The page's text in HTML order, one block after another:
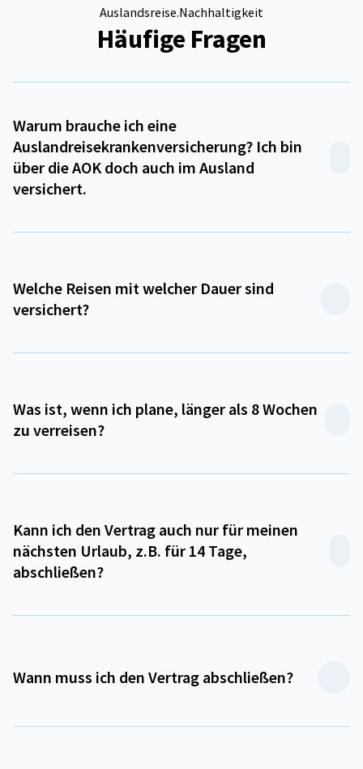
Auslandsreise.Nachhaltigkeit
Häufige Fragen
Warum brauche ich eine
Auslandreisekrankenversicherung? Ich bin
über die AOK doch auch im Ausland
versichert.
Welche Reisen mit welcher Dauer sind
versichert?
Was ist, wenn ich plane, länger als 8 Wochen
zu verreisen?
Kann ich den Vertrag auch nur für meinen
nächsten Urlaub, z.B. für 14 Tage,
abschließen?
Wann muss ich den Vertrag abschließen?